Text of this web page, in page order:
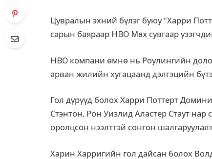
Цувралын эхний бүлэг буюу “Харри
сарын баяраар HBO Max сувгаар
HBO компани өмнө нь Роулингийн
арван жилийн хугацаанд дэлгэцийн
Гол дүрүүд болох Харри Поттерт
Стэнтон, Рон Уизлид Аластер Стаут нар
оролцсон нээлттэй сонгон
Харин Харригийн гол дайсан болох